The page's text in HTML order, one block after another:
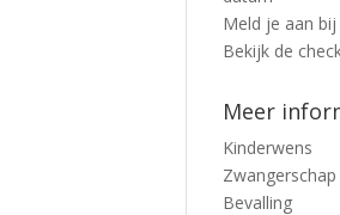
Meld je aan
Bekijk de
Meer
Kinderwens
Zwangerschap
Bevalling